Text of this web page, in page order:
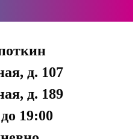
д. 107
д. 189
19:00